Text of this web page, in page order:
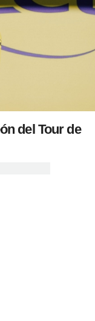
del Tour de